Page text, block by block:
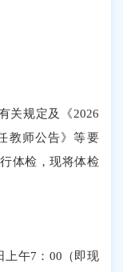
关规定及《2026
教师公告》等要
体检，现将体检
上午7 ： 00 （即现